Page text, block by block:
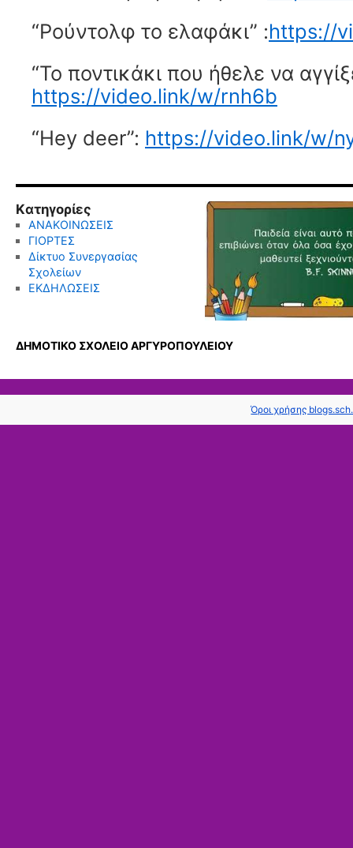
“Ρούντολφ το ελαφάκι” :https://
“Το ποντικάκι που ήθελε να
https://video.link/w/rnh6b
“Hey deer”: https://video.link/w/
Kατηγορίες
ΑΝΑΚΟΙΝΩΣΕΙΣ
ΓΙΟΡΤΕΣ
Δίκτυο Συνεργασίας
Σχολείων
ΕΚΔΗΛΩΣΕΙΣ
ΔΗΜΟΤΙΚΟ ΣΧΟΛΕΙΟ ΑΡΓΥΡΟΠΟΥΛΕΙΟΥ
Όροι χρήσης